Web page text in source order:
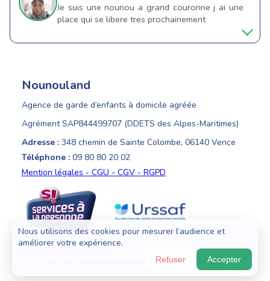
Je suis une nounou a grand couronne j ai une
place qui se libere tres prochainement
Nounouland
Agence de garde d’enfants à domicile agréée
Agrément SAP844499707 (DDETS des Alpes-Maritimes)
Adresse : 348 chemin de Sainte Colombe, 06140 Vence
Téléphone : 09 80 80 20 02
Mention légales - CGU - CGV - RGPD
© 2018 - 2026 Nounouland — Tous droits réservés
Nous utilisons des cookies pour mesurer l’audience et
améliorer votre expérience.
Refuser Accepter